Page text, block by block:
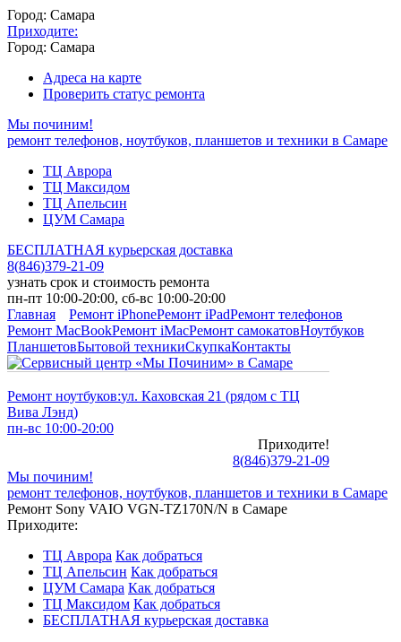
Город: Самара
Приходите:
Город: Самара
Адреса на карте
Проверить статус ремонта
Мы починим!
ремонт телефонов, ноутбуков, планшетов и техники в Самаре
ТЦ Аврора
ТЦ Максидом
ТЦ Апельсин
ЦУМ Самара
БЕСПЛАТНАЯ курьерская доставка
8(846)379-21-09
узнать срок и стоимость ремонта
пн-пт 10:00-20:00, сб-вс 10:00-20:00
Главная
Ремонт iPhoneРемонт iPadРемонт телефонов
Ремонт MacBookРемонт iMacРемонт самокатовНоутбуков
ПланшетовБытовой техникиСкупкаКонтакты
Ремонт ноутбуков:ул. Каховская 21 (рядом с ТЦ
Вива Лэнд)
пн-вс 10:00-20:00
Приходите!
8(846)379-21-09
Мы починим!
ремонт телефонов, ноутбуков, планшетов и техники в Самаре
Ремонт Sony VAIO VGN-TZ170N/N в Самаре
Приходите:
ТЦ Аврора Как добраться
ТЦ Апельсин Как добраться
ЦУМ Самара Как добраться
ТЦ Максидом Как добраться
БЕСПЛАТНАЯ курьерская доставка